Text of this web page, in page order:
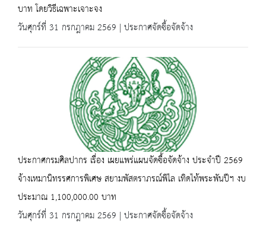
บาท โดยวิธีเฉพาะเจาะจง
วันศุกร์ที่ 31 กรกฎาคม 2569 | ประกาศจัดซื้อจัดจ้าง
ประกาศกรมศิลปากร เรื่อง เผยแพร่แผนจัดซื้อจัดจ้าง ประจำปี 2569
จ้างเหมานิทรรศการพิเศษ สยามพัสตราภรณ์พิไล เทิดไท้พระพันปีฯ งบ
ประมาณ 1,100,000.00 บาท
วันศุกร์ที่ 31 กรกฎาคม 2569 | ประกาศจัดซื้อจัดจ้าง